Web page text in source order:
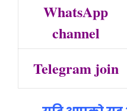
WhatsApp
channel
Telegram join